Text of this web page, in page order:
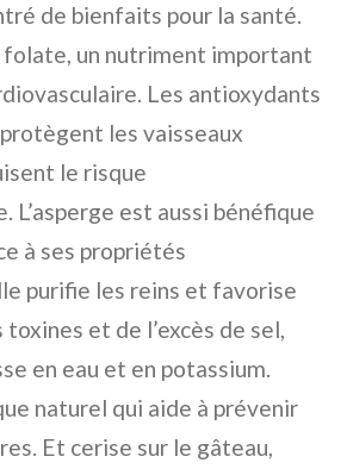
de bienfaits pour la santé.
folate, un nutriment important
Les antioxydants
les vaisseaux
le risque
L’asperge est aussi bénéfique
à ses propriétés
purifie les reins et favorise
et de l’excès de sel,
en eau et en potassium.
naturel qui aide à prévenir
Et cerise sur le gâteau,